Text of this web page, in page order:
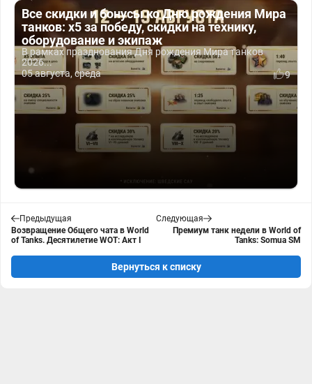
Все скидки и бонусы ко Дню рождения Мира
танков: x5 за победу, скидки на технику,
оборудование и экипаж
В рамках празднования Дня рождения Мира танков
2026...
05 августа, среда
9
Предыдущая
Возвращение Общего чата в World
of Tanks. Десятилетие WOT: Акт I
Следующая
Премиум танк недели в World of
Tanks: Somua SM
Вернуться к списку